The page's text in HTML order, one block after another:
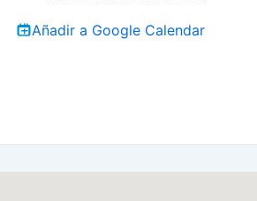
Añadir a Google Calendar